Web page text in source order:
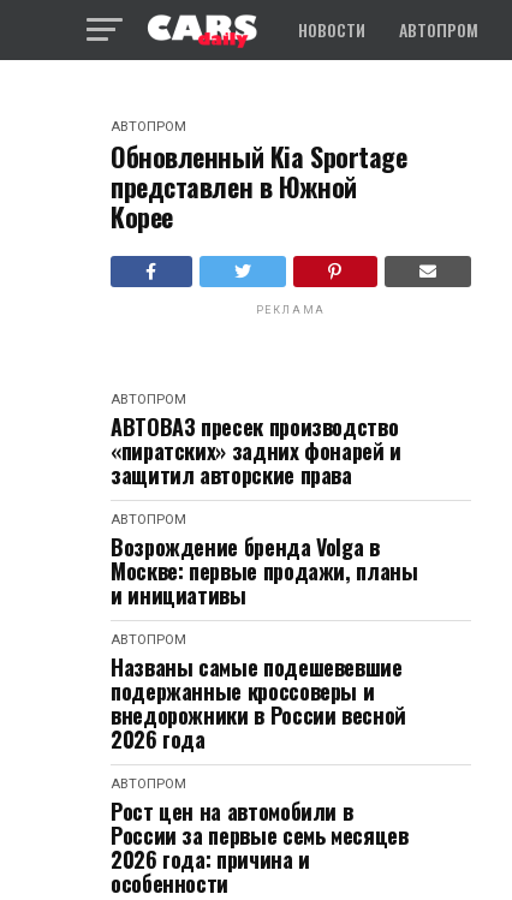
НОВОСТИ АВТОПРОМ
АВТОПРОМ
Обновленный Kia Sportage
представлен в Южной
Корее
РЕКЛАМА
АВТОПРОМ
АВТОВАЗ пресек производство
«пиратских» задних фонарей и
защитил авторские права
АВТОПРОМ
Возрождение бренда Volga в
Москве: первые продажи, планы
и инициативы
АВТОПРОМ
Названы самые подешевевшие
подержанные кроссоверы и
внедорожники в России весной
2026 года
АВТОПРОМ
Рост цен на автомобили в
России за первые семь месяцев
2026 года: причина и
особенности